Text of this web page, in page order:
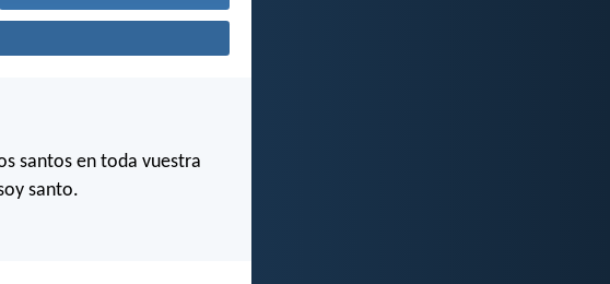
santos en toda vuestra
santo.